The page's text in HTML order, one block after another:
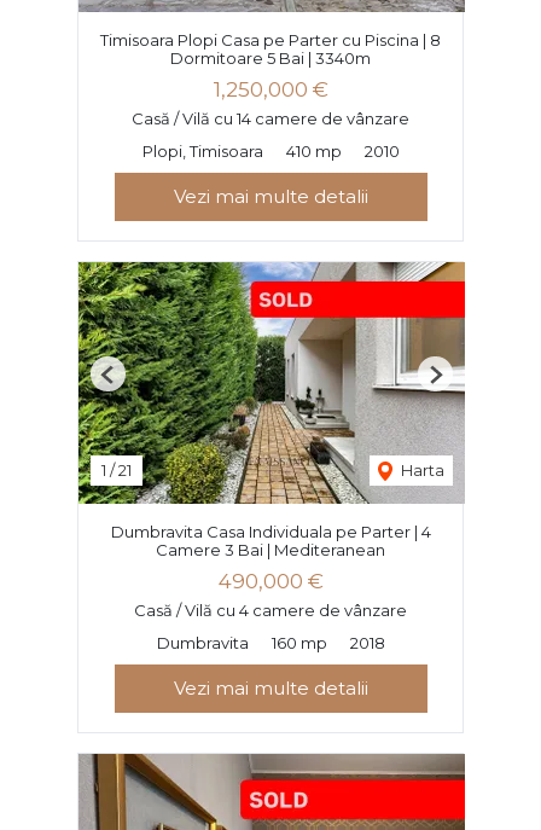
Timisoara Plopi Casa pe Parter cu Piscina | 8
Dormitoare 5 Bai | 3340m
1,250,000 €
Casă / Vilă cu 14 camere de vânzare
Plopi, Timisoara
410 mp 2010
Vezi mai multe detalii
1 /21 Harta
Previous Next
Dumbravita Casa Individuala pe Parter | 4
Camere 3 Bai | Mediteranean
490,000 €
Casă / Vilă cu 4 camere de vânzare
Dumbravita
160 mp 2018
Vezi mai multe detalii